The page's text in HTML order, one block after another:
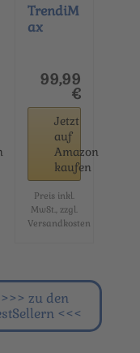
TrendiM
ax
Damen
Midi
Dirndlkl
99,99
€
Jetzt
auf
Amazon
kaufen
Preis inkl.
MwSt., zzgl.
Versandkosten
>>> zu den
<<<